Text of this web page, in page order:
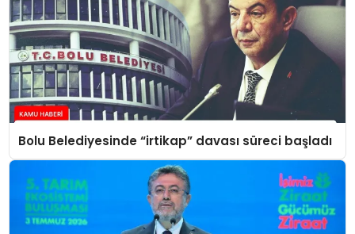
Bolu Belediyesinde “irtikap” davası süreci başladı